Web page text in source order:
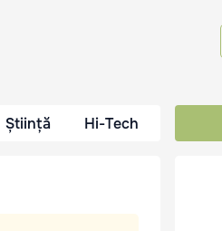
Știință Hi-Tech